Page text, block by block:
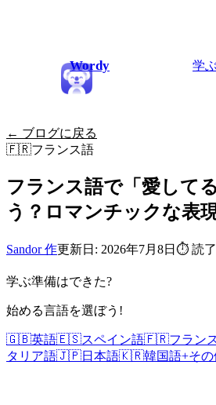
Wordy 学ぶ
← ブログに戻る
🇫🇷フランス語
フランス語で「愛して
う？ロマンチックな表
Sandor 作更新日: 2026年7月8日 ⏱ 読
学ぶ準備はできた?
始める言語を選ぼう!
🇬🇧英語🇪🇸スペイン語🇫🇷フラン
タリア語🇯🇵日本語🇰🇷韓国語+その